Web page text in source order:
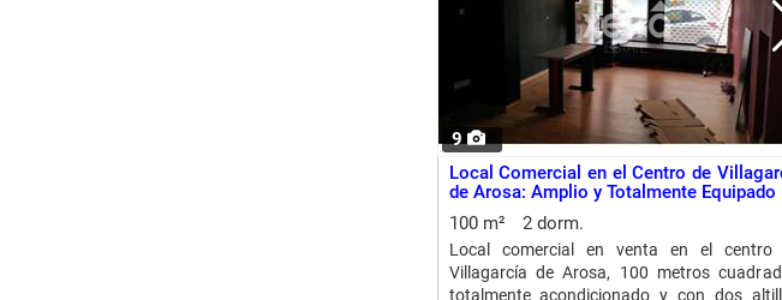
9
Local Comercial en el Centro de
de Arosa: Amplio y Totalmente Equipado
100 m²
2 dorm.
Local comercial en venta en el centro
Villagarcía de Arosa, 100 metros
totalmente acondicionado y con dos